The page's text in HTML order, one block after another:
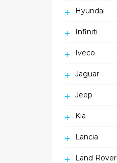
Hyundai
Infiniti
Iveco
Jaguar
Jeep
Kia
Lancia
Land Rover